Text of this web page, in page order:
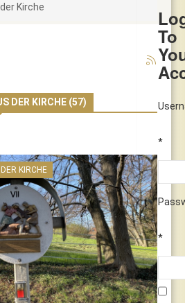
To
*
*
Kirche
DER KIRCHE (57)
KIRCHE